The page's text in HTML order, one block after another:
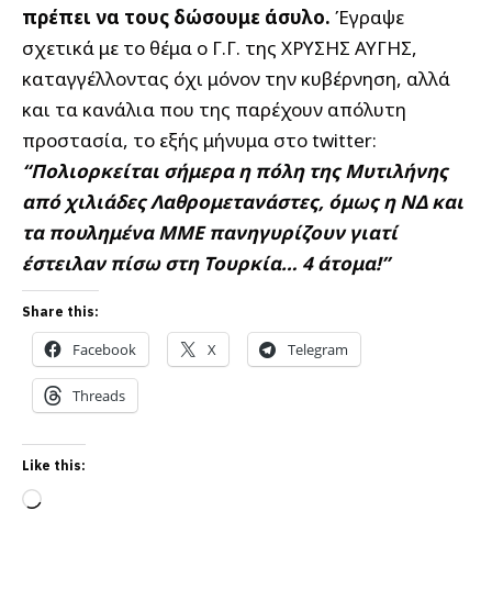
πρέπει να τους δώσουμε άσυλο. Έγραψε
σχετικά με το θέμα ο Γ.Γ. της ΧΡΥΣΗΣ ΑΥΓΗΣ,
καταγγέλλοντας όχι μόνον την κυβέρνηση, αλλά
και τα κανάλια που της παρέχουν απόλυτη
προστασία, το εξής μήνυμα στο twitter:
“Πολιορκείται σήμερα η πόλη της Μυτιλήνης
από χιλιάδες Λαθρομετανάστες, όμως η ΝΔ και
τα πουλημένα ΜΜΕ πανηγυρίζουν γιατί
έστειλαν πίσω στη Τουρκία… 4 άτομα!”
Share this:
Facebook X Telegram
Threads
Like this:
Loading…